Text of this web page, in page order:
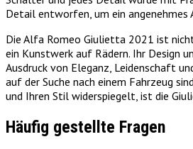
Detail entworfen, um ein angenehmes
Die Alfa Romeo Giulietta 2021 ist
ein Kunstwerk auf Rädern. Ihr Design
Ausdruck von Eleganz, Leidenschaft
auf der Suche nach einem Fahrzeug
und Ihren Stil widerspiegelt, ist die
Häufig gestellte Fragen